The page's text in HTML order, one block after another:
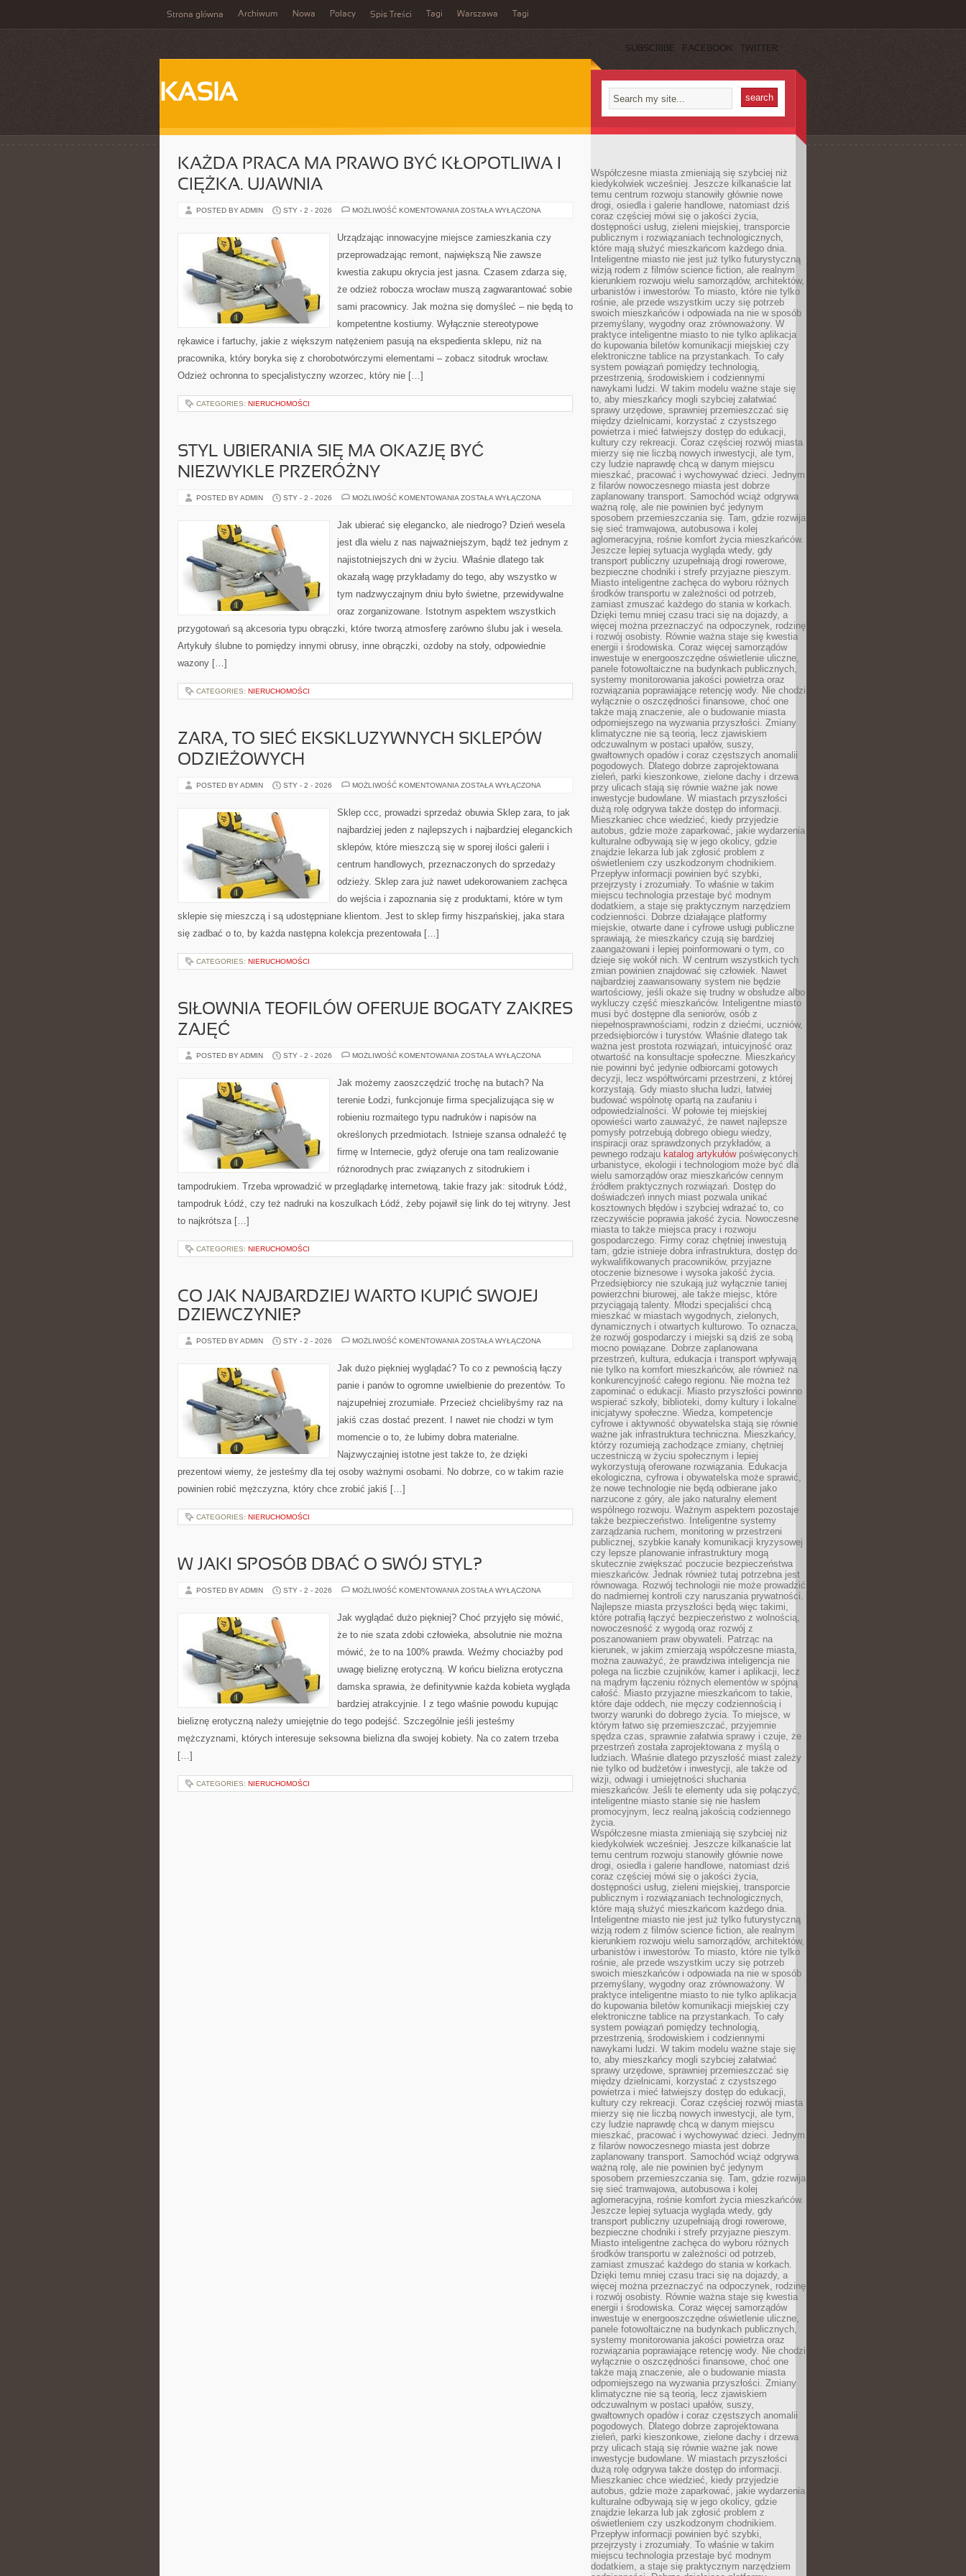
Strona główna Archiwum Nowa Polacy Spis Treści Tagi Warszawa Tagi
SUBSCRIBE FACEBOOK TWITTER
KASIA
KAŻDA PRACA MA PRAWO BYĆ KŁOPOTLIWA I
CIĘŻKA. UJAWNIA
POSTED BY ADMIN STY - 2 - 2026 MOŻLIWOŚĆ KOMENTOWANIA KAŻDA
BYĆ
I
UJAWNIA
ZOSTAŁA WYŁĄCZONA
Urządzając innowacyjne miejsce zamieszkania czy
przeprowadzając remont, największą Nie zawsze
kwestia zakupu okrycia jest jasna. Czasem zdarza się,
że odzież robocza wrocław muszą zagwarantować sobie
sami pracownicy. Jak można się domyśleć – nie będą to
kompetentne kostiumy. Wyłącznie stereotypowe
rękawice i fartuchy, jakie z większym natężeniem pasują na ekspedienta sklepu, niż na
pracownika, który boryka się z chorobotwórczymi elementami – zobacz sitodruk wrocław.
Odzież ochronna to specjalistyczny wzorzec, który nie […]
CATEGORIES: NIERUCHOMOŚCI
STYL UBIERANIA SIĘ MA OKAZJĘ BYĆ
NIEZWYKLE PRZERÓŻNY
POSTED BY ADMIN STY - 2 - 2026 MOŻLIWOŚĆ KOMENTOWANIA STYL
OKAZJĘ
NIEZWYKLE
ZOSTAŁA WYŁĄCZONA
Jak ubierać się elegancko, ale niedrogo? Dzień wesela
jest dla wielu z nas najważniejszym, bądź też jednym z
najistotniejszych dni w życiu. Właśnie dlatego tak
okazałą wagę przykładamy do tego, aby wszystko w
tym nadzwyczajnym dniu było świetne, przewidywalne
oraz zorganizowane. Istotnym aspektem wszystkich
przygotowań są akcesoria typu obrączki, które tworzą atmosferę zarówno ślubu jak i wesela.
Artykuły ślubne to pomiędzy innymi obrusy, inne obrączki, ozdoby na stoły, odpowiednie
wazony […]
CATEGORIES: NIERUCHOMOŚCI
ZARA, TO SIEĆ EKSKLUZYWNYCH SKLEPÓW
ODZIEŻOWYCH
POSTED BY ADMIN STY - 2 - 2026 MOŻLIWOŚĆ KOMENTOWANIA ZARA,
EKSKLUZYWNYCH
SKLEPÓW
ZOSTAŁA WYŁĄCZONA
Sklep ccc, prowadzi sprzedaż obuwia Sklep zara, to jak
najbardziej jeden z najlepszych i najbardziej eleganckich
sklepów, które mieszczą się w sporej ilości galerii i
centrum handlowych, przeznaczonych do sprzedaży
odzieży. Sklep zara już nawet udekorowaniem zachęca
do wejścia i zapoznania się z produktami, które w tym
sklepie się mieszczą i są udostępniane klientom. Jest to sklep firmy hiszpańskiej, jaka stara
się zadbać o to, by każda następna kolekcja prezentowała […]
CATEGORIES: NIERUCHOMOŚCI
SIŁOWNIA TEOFILÓW OFERUJE BOGATY ZAKRES
ZAJĘĆ
POSTED BY ADMIN STY - 2 - 2026 MOŻLIWOŚĆ KOMENTOWANIA SIŁOWNIA
BOGATY
ZAKRES
ZOSTAŁA WYŁĄCZONA
Jak możemy zaoszczędzić trochę na butach? Na
terenie Łodzi, funkcjonuje firma specjalizująca się w
robieniu rozmaitego typu nadruków i napisów na
określonych przedmiotach. Istnieje szansa odnaleźć tę
firmę w Internecie, gdyż oferuje ona tam realizowanie
różnorodnych prac związanych z sitodrukiem i
tampodrukiem. Trzeba wprowadzić w przeglądarkę internetową, takie frazy jak: sitodruk Łódź,
tampodruk Łódź, czy też nadruki na koszulkach Łódź, żeby pojawił się link do tej witryny. Jest
to najkrótsza […]
CATEGORIES: NIERUCHOMOŚCI
CO JAK NAJBARDZIEJ WARTO KUPIĆ SWOJEJ
DZIEWCZYNIE?
POSTED BY ADMIN STY - 2 - 2026 MOŻLIWOŚĆ KOMENTOWANIA CO
WARTO
KUPIĆ
DZIEWCZYNIE?
ZOSTAŁA WYŁĄCZONA
Jak dużo piękniej wyglądać? To co z pewnością łączy
panie i panów to ogromne uwielbienie do prezentów. To
najzupełniej zrozumiałe. Przecież chcielibyśmy raz na
jakiś czas dostać prezent. I nawet nie chodzi w tym
momencie o to, że lubimy dobra materialne.
Najzwyczajniej istotne jest także to, że dzięki
prezentowi wiemy, że jesteśmy dla tej osoby ważnymi osobami. No dobrze, co w takim razie
powinien robić mężczyzna, który chce zrobić jakiś […]
CATEGORIES: NIERUCHOMOŚCI
W JAKI SPOSÓB DBAĆ O SWÓJ STYL?
POSTED BY ADMIN STY - 2 - 2026 MOŻLIWOŚĆ KOMENTOWANIA W
DBAĆ
O
STYL?
ZOSTAŁA WYŁĄCZONA
Jak wyglądać dużo piękniej? Choć przyjęło się mówić,
że to nie szata zdobi człowieka, absolutnie nie można
mówić, że to na 100% prawda. Weźmy chociażby pod
uwagę bieliznę erotyczną. W końcu bielizna erotyczna
damska sprawia, że definitywnie każda kobieta wygląda
bardziej atrakcyjnie. I z tego właśnie powodu kupując
bieliznę erotyczną należy umiejętnie do tego podejść. Szczególnie jeśli jesteśmy
mężczyznami, których interesuje seksowna bielizna dla swojej kobiety. Na co zatem trzeba
[…]
CATEGORIES: NIERUCHOMOŚCI
Współczesne miasta zmieniają się szybciej niż
kiedykolwiek wcześniej. Jeszcze kilkanaście lat
temu centrum rozwoju stanowiły głównie nowe
drogi, osiedla i galerie handlowe, natomiast dziś
coraz częściej mówi się o jakości życia,
dostępności usług, zieleni miejskiej, transporcie
publicznym i rozwiązaniach technologicznych,
które mają służyć mieszkańcom każdego dnia.
Inteligentne miasto nie jest już tylko futurystyczną
wizją rodem z filmów science fiction, ale realnym
kierunkiem rozwoju wielu samorządów, architektów,
urbanistów i inwestorów. To miasto, które nie tylko
rośnie, ale przede wszystkim uczy się potrzeb
swoich mieszkańców i odpowiada na nie w sposób
przemyślany, wygodny oraz zrównoważony. W
praktyce inteligentne miasto to nie tylko aplikacja
do kupowania biletów komunikacji miejskiej czy
elektroniczne tablice na przystankach. To cały
system powiązań pomiędzy technologią,
przestrzenią, środowiskiem i codziennymi
nawykami ludzi. W takim modelu ważne staje się
to, aby mieszkańcy mogli szybciej załatwiać
sprawy urzędowe, sprawniej przemieszczać się
między dzielnicami, korzystać z czystszego
powietrza i mieć łatwiejszy dostęp do edukacji,
kultury czy rekreacji. Coraz częściej rozwój miasta
mierzy się nie liczbą nowych inwestycji, ale tym,
czy ludzie naprawdę chcą w danym miejscu
mieszkać, pracować i wychowywać dzieci. Jednym
z filarów nowoczesnego miasta jest dobrze
zaplanowany transport. Samochód wciąż odgrywa
ważną rolę, ale nie powinien być jedynym
sposobem przemieszczania się. Tam, gdzie rozwija
się sieć tramwajowa, autobusowa i kolej
aglomeracyjna, rośnie komfort życia mieszkańców.
Jeszcze lepiej sytuacja wygląda wtedy, gdy
transport publiczny uzupełniają drogi rowerowe,
bezpieczne chodniki i strefy przyjazne pieszym.
Miasto inteligentne zachęca do wyboru różnych
środków transportu w zależności od potrzeb,
zamiast zmuszać każdego do stania w korkach.
Dzięki temu mniej czasu traci się na dojazdy, a
więcej można przeznaczyć na odpoczynek, rodzinę
i rozwój osobisty. Równie ważna staje się kwestia
energii i środowiska. Coraz więcej samorządów
inwestuje w energooszczędne oświetlenie uliczne,
panele fotowoltaiczne na budynkach publicznych,
systemy monitorowania jakości powietrza oraz
rozwiązania poprawiające retencję wody. Nie chodzi
wyłącznie o oszczędności finansowe, choć one
także mają znaczenie, ale o budowanie miasta
odporniejszego na wyzwania przyszłości. Zmiany
klimatyczne nie są teorią, lecz zjawiskiem
odczuwalnym w postaci upałów, suszy,
gwałtownych opadów i coraz częstszych anomalii
pogodowych. Dlatego dobrze zaprojektowana
zieleń, parki kieszonkowe, zielone dachy i drzewa
przy ulicach stają się równie ważne jak nowe
inwestycje budowlane. W miastach przyszłości
dużą rolę odgrywa także dostęp do informacji.
Mieszkaniec chce wiedzieć, kiedy przyjedzie
autobus, gdzie może zaparkować, jakie wydarzenia
kulturalne odbywają się w jego okolicy, gdzie
znajdzie lekarza lub jak zgłosić problem z
oświetleniem czy uszkodzonym chodnikiem.
Przepływ informacji powinien być szybki,
przejrzysty i zrozumiały. To właśnie w takim
miejscu technologia przestaje być modnym
dodatkiem, a staje się praktycznym narzędziem
codzienności. Dobrze działające platformy
miejskie, otwarte dane i cyfrowe usługi publiczne
sprawiają, że mieszkańcy czują się bardziej
zaangażowani i lepiej poinformowani o tym, co
dzieje się wokół nich. W centrum wszystkich tych
zmian powinien znajdować się człowiek. Nawet
najbardziej zaawansowany system nie będzie
wartościowy, jeśli okaże się trudny w obsłudze albo
wykluczy część mieszkańców. Inteligentne miasto
musi być dostępne dla seniorów, osób z
niepełnosprawnościami, rodzin z dziećmi, uczniów,
przedsiębiorców i turystów. Właśnie dlatego tak
ważna jest prostota rozwiązań, intuicyjność oraz
otwartość na konsultacje społeczne. Mieszkańcy
nie powinni być jedynie odbiorcami gotowych
decyzji, lecz współtwórcami przestrzeni, z której
korzystają. Gdy miasto słucha ludzi, łatwiej
budować wspólnotę opartą na zaufaniu i
odpowiedzialności. W połowie tej miejskiej
opowieści warto zauważyć, że nawet najlepsze
pomysły potrzebują dobrego obiegu wiedzy,
inspiracji oraz sprawdzonych przykładów, a
pewnego rodzaju katalog artykułówpoświęconych
urbanistyce, ekologii i technologiom może być dla
wielu samorządów oraz mieszkańców cennym
źródłem praktycznych rozwiązań. Dostęp do
doświadczeń innych miast pozwala unikać
kosztownych błędów i szybciej wdrażać to, co
rzeczywiście poprawia jakość życia. Nowoczesne
miasta to także miejsca pracy i rozwoju
gospodarczego. Firmy coraz chętniej inwestują
tam, gdzie istnieje dobra infrastruktura, dostęp do
wykwalifikowanych pracowników, przyjazne
otoczenie biznesowe i wysoka jakość życia.
Przedsiębiorcy nie szukają już wyłącznie taniej
powierzchni biurowej, ale także miejsc, które
przyciągają talenty. Młodzi specjaliści chcą
mieszkać w miastach wygodnych, zielonych,
dynamicznych i otwartych kulturowo. To oznacza,
że rozwój gospodarczy i miejski są dziś ze sobą
mocno powiązane. Dobrze zaplanowana
przestrzeń, kultura, edukacja i transport wpływają
nie tylko na komfort mieszkańców, ale również na
konkurencyjność całego regionu. Nie można też
zapominać o edukacji. Miasto przyszłości powinno
wspierać szkoły, biblioteki, domy kultury i lokalne
inicjatywy społeczne. Wiedza, kompetencje
cyfrowe i aktywność obywatelska stają się równie
ważne jak infrastruktura techniczna. Mieszkańcy,
którzy rozumieją zachodzące zmiany, chętniej
uczestniczą w życiu społecznym i lepiej
wykorzystują oferowane rozwiązania. Edukacja
ekologiczna, cyfrowa i obywatelska może sprawić,
że nowe technologie nie będą odbierane jako
narzucone z góry, ale jako naturalny element
wspólnego rozwoju. Ważnym aspektem pozostaje
także bezpieczeństwo. Inteligentne systemy
zarządzania ruchem, monitoring w przestrzeni
publicznej, szybkie kanały komunikacji kryzysowej
czy lepsze planowanie infrastruktury mogą
skutecznie zwiększać poczucie bezpieczeństwa
mieszkańców. Jednak również tutaj potrzebna jest
równowaga. Rozwój technologii nie może prowadzić
do nadmiernej kontroli czy naruszania prywatności.
Najlepsze miasta przyszłości będą więc takimi,
które potrafią łączyć bezpieczeństwo z wolnością,
nowoczesność z wygodą oraz rozwój z
poszanowaniem praw obywateli. Patrząc na
kierunek, w jakim zmierzają współczesne miasta,
można zauważyć, że prawdziwa inteligencja nie
polega na liczbie czujników, kamer i aplikacji, lecz
na mądrym łączeniu różnych elementów w spójną
całość. Miasto przyjazne mieszkańcom to takie,
które daje oddech, nie męczy codziennością i
tworzy warunki do dobrego życia. To miejsce, w
którym łatwo się przemieszczać, przyjemnie
spędza czas, sprawnie załatwia sprawy i czuje, że
przestrzeń została zaprojektowana z myślą o
ludziach. Właśnie dlatego przyszłość miast zależy
nie tylko od budżetów i inwestycji, ale także od
wizji, odwagi i umiejętności słuchania
mieszkańców. Jeśli te elementy uda się połączyć,
inteligentne miasto stanie się nie hasłem
promocyjnym, lecz realną jakością codziennego
życia.
Współczesne miasta zmieniają się szybciej niż
kiedykolwiek wcześniej. Jeszcze kilkanaście lat
temu centrum rozwoju stanowiły głównie nowe
drogi, osiedla i galerie handlowe, natomiast dziś
coraz częściej mówi się o jakości życia,
dostępności usług, zieleni miejskiej, transporcie
publicznym i rozwiązaniach technologicznych,
które mają służyć mieszkańcom każdego dnia.
Inteligentne miasto nie jest już tylko futurystyczną
wizją rodem z filmów science fiction, ale realnym
kierunkiem rozwoju wielu samorządów, architektów,
urbanistów i inwestorów. To miasto, które nie tylko
rośnie, ale przede wszystkim uczy się potrzeb
swoich mieszkańców i odpowiada na nie w sposób
przemyślany, wygodny oraz zrównoważony. W
praktyce inteligentne miasto to nie tylko aplikacja
do kupowania biletów komunikacji miejskiej czy
elektroniczne tablice na przystankach. To cały
system powiązań pomiędzy technologią,
przestrzenią, środowiskiem i codziennymi
nawykami ludzi. W takim modelu ważne staje się
to, aby mieszkańcy mogli szybciej załatwiać
sprawy urzędowe, sprawniej przemieszczać się
między dzielnicami, korzystać z czystszego
powietrza i mieć łatwiejszy dostęp do edukacji,
kultury czy rekreacji. Coraz częściej rozwój miasta
mierzy się nie liczbą nowych inwestycji, ale tym,
czy ludzie naprawdę chcą w danym miejscu
mieszkać, pracować i wychowywać dzieci. Jednym
z filarów nowoczesnego miasta jest dobrze
zaplanowany transport. Samochód wciąż odgrywa
ważną rolę, ale nie powinien być jedynym
sposobem przemieszczania się. Tam, gdzie rozwija
się sieć tramwajowa, autobusowa i kolej
aglomeracyjna, rośnie komfort życia mieszkańców.
Jeszcze lepiej sytuacja wygląda wtedy, gdy
transport publiczny uzupełniają drogi rowerowe,
bezpieczne chodniki i strefy przyjazne pieszym.
Miasto inteligentne zachęca do wyboru różnych
środków transportu w zależności od potrzeb,
zamiast zmuszać każdego do stania w korkach.
Dzięki temu mniej czasu traci się na dojazdy, a
więcej można przeznaczyć na odpoczynek, rodzinę
i rozwój osobisty. Równie ważna staje się kwestia
energii i środowiska. Coraz więcej samorządów
inwestuje w energooszczędne oświetlenie uliczne,
panele fotowoltaiczne na budynkach publicznych,
systemy monitorowania jakości powietrza oraz
rozwiązania poprawiające retencję wody. Nie chodzi
wyłącznie o oszczędności finansowe, choć one
także mają znaczenie, ale o budowanie miasta
odporniejszego na wyzwania przyszłości. Zmiany
klimatyczne nie są teorią, lecz zjawiskiem
odczuwalnym w postaci upałów, suszy,
gwałtownych opadów i coraz częstszych anomalii
pogodowych. Dlatego dobrze zaprojektowana
zieleń, parki kieszonkowe, zielone dachy i drzewa
przy ulicach stają się równie ważne jak nowe
inwestycje budowlane. W miastach przyszłości
dużą rolę odgrywa także dostęp do informacji.
Mieszkaniec chce wiedzieć, kiedy przyjedzie
autobus, gdzie może zaparkować, jakie wydarzenia
kulturalne odbywają się w jego okolicy, gdzie
znajdzie lekarza lub jak zgłosić problem z
oświetleniem czy uszkodzonym chodnikiem.
Przepływ informacji powinien być szybki,
przejrzysty i zrozumiały. To właśnie w takim
miejscu technologia przestaje być modnym
dodatkiem, a staje się praktycznym narzędziem